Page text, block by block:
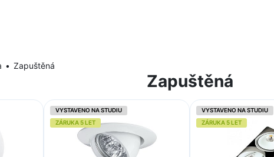
Zapuštěná
Zapuštěná
VYSTAVENO NA STUDIU
ZÁRUKA 5 LET
VYSTAVENO NA STUDIU
ZÁRUKA 5 LET